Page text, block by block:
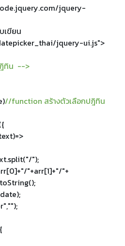
jquery-
เขียน
jquery-ui.js">
ฎิทิน -->
//function สร้างตัวเลือกปฎิทิน
");
"+arr[1]+"/"+